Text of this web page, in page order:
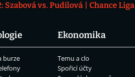
Szabová vs. Pudilová
Chance Liga
burze
Ekonomika
Temu a clo
Spořicí účty